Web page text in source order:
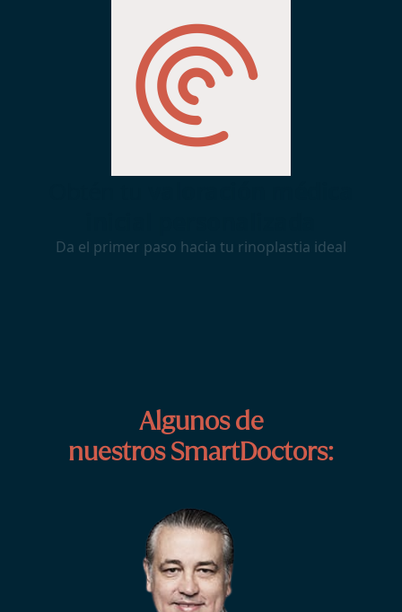
Algunos de
nuestros SmartDoctors: